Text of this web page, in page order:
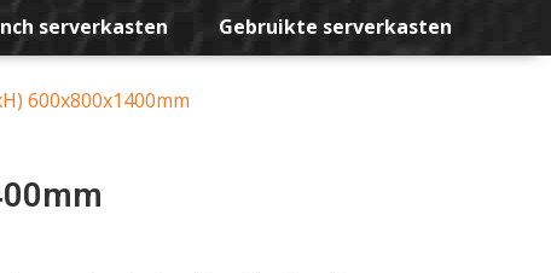
serverkasten Gebruikte serverkasten
600x800x1400mm